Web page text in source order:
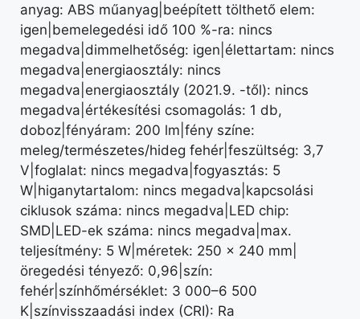
anyag: ABS műanyag|beépített tölthető elem:
igen|bemelegedési idő 100 %-ra: nincs
megadva|dimmelhetőség: igen|élettartam: nincs
megadva|energiaosztály: nincs
megadva|energiaosztály (2021.9. -től): nincs
megadva|értékesítési csomagolás: 1 db,
doboz|fényáram: 200 lm|fény színe:
meleg/természetes/hideg fehér|feszültség: 3,7
V|foglalat: nincs megadva|fogyasztás: 5
W|higanytartalom: nincs megadva|kapcsolási
ciklusok száma: nincs megadva|LED chip:
SMD|LED-ek száma: nincs megadva|max.
teljesítmény: 5 W|méretek: 250 × 240 mm|
öregedési tényező: 0,96|szín:
fehér|színhőmérséklet: 3 000–6 500
K|színvisszaadási index (CRI): Ra